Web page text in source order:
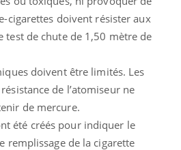
cigarettes doivent résister aux
test de chute de 1,50 mètre de
doivent être limités. Les
de l’atomiseur ne
de mercure.
été créés pour indiquer le
remplissage de la cigarette